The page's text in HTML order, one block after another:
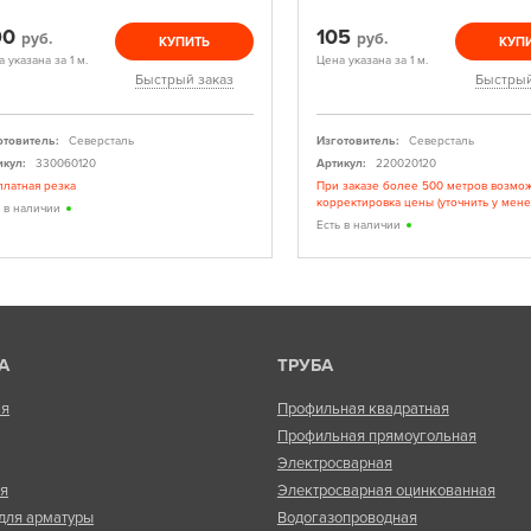
руб.
указана за 1 м.
КУПИТЬ
Быстрый заказ
Северсталь
330060120
резка
в наличии
105 руб.
Цена указана за 1 м.
Изготовитель:
Северсталь
Артикул:
220020120
При заказе более 500 метров
корректировка цены (уточнить у
Есть в наличии
арматуры
ТРУБА
Профильная квадратная
Профильная прямоугольная
Электросварная
Электросварная оцинкованная
Водогазопроводная